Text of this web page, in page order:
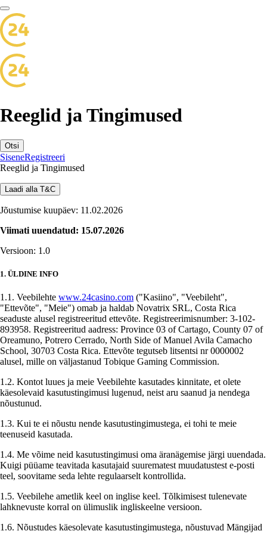
Reeglid ja Tingimused
Otsi
SiseneRegistreeri
Reeglid ja Tingimused
Laadi alla T&C
Jõustumise kuupäev: 11.02.2026
Viimati uuendatud: 15.07.2026
Versioon: 1.0
1. ÜLDINE INFO
1.1. Veebilehte www.24casino.com ("Kasiino", "Veebileht",
"Ettevõte", "Meie") omab ja haldab Novatrix SRL, Costa Rica
seaduste alusel registreeritud ettevõte. Registreerimisnumber: 3-102-
893958. Registreeritud aadress: Province 03 of Cartago, County 07 of
Oreamuno, Potrero Cerrado, North Side of Manuel Avila Camacho
School, 30703 Costa Rica. Ettevõte tegutseb litsentsi nr 0000002
alusel, mille on väljastanud Tobique Gaming Commission.
1.2. Kontot luues ja meie Veebilehte kasutades kinnitate, et olete
käesolevaid kasutustingimusi lugenud, neist aru saanud ja nendega
nõustunud.
1.3. Kui te ei nõustu nende kasutustingimustega, ei tohi te meie
teenuseid kasutada.
1.4. Me võime neid kasutustingimusi oma äranägemise järgi uuendada.
Kuigi püüame teavitada kasutajaid suurematest muudatustest e-posti
teel, soovitame seda lehte regulaarselt kontrollida.
1.5. Veebilehe ametlik keel on inglise keel. Tõlkimisest tulenevate
lahknevuste korral on ülimuslik ingliskeelne versioon.
1.6. Nõustudes käesolevate kasutustingimustega, nõustuvad Mängijad